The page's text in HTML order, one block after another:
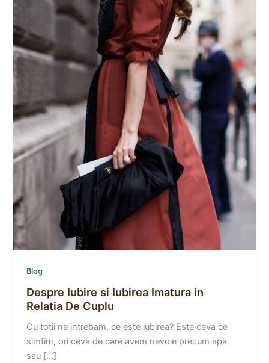
Blog
Despre Iubire si Iubirea Imatura in
Relatia De Cuplu
Cu totii ne intrebam, ce este iubirea? Este ceva ce
simtim, ori ceva de care avem nevoie precum apa
sau […]